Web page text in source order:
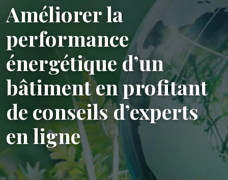
Améliorer la
performance
énergétique d’un
bâtiment en profitant
de conseils d’experts
en ligne